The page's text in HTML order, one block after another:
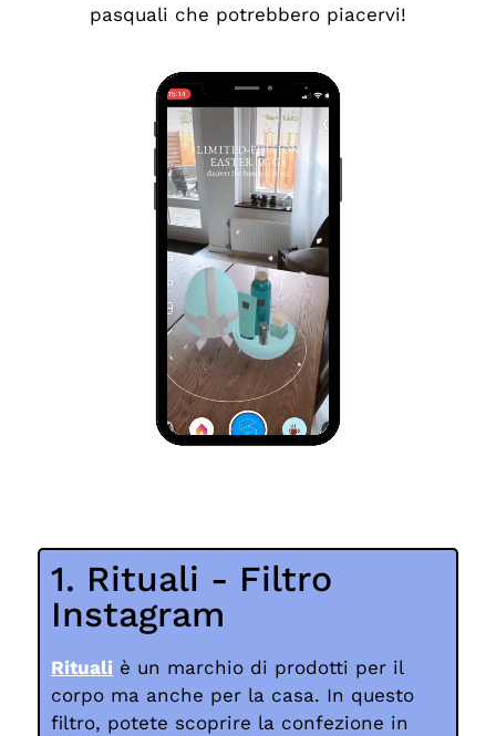
pasquali che potrebbero piacervi!
1. Rituali - Filtro
Instagram
Rituali è un marchio di prodotti per il
corpo ma anche per la casa. In questo
filtro, potete scoprire la confezione in